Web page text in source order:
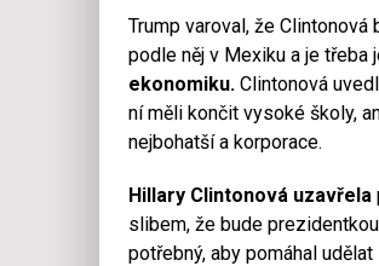
Trump varoval, že Clintonová
podle něj v Mexiku a je třeba
ekonomiku. Clintonová
ní měli končit vysoké školy,
nejbohatší a korporace.
Hillary Clintonová uzavřela
slibem, že bude
potřebný, aby pomáhal